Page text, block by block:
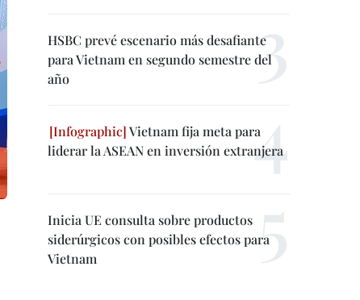
HSBC prevé escenario más desafiante
para Vietnam en segundo semestre del
año
Vietnam fija meta para
liderar la ASEAN en inversión extranjera
Inicia UE consulta sobre productos
siderúrgicos con posibles efectos para
Vietnam